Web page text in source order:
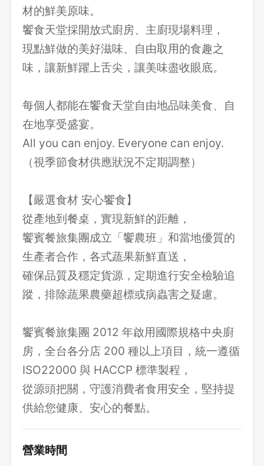
材的鮮美原味。
饗食天堂採開放式廚房、主廚現場料理，
現點鮮做的美好滋味、自由取用的食趣之
味，讓新鮮躍上舌尖，讓美味盡收眼底。
每個人都能在饗食天堂自由地品味美食、自
在地享受盛宴。
All you can enjoy. Everyone can enjoy.
（視季節食材供應狀況不定期調整）
【嚴選食材 安心饗食】
從產地到餐桌，實現新鮮的距離，
饗賓餐旅集團成立「饗農班」和當地優質的
生產者合作，各式蔬果新鮮直送，
確保品質及穩定貨源，定期進行安全檢驗追
蹤，排除蔬果農藥超標或病蟲害之疑慮。
饗賓餐旅集團 2012 年啟用國際規格中央廚
房，全台各分店 200 種以上項目，統一遵循
ISO22000 與 HACCP 標準製程，
從源頭把關，守護消費者食用安全，堅持提
供給您健康、安心的餐點。
營業時間